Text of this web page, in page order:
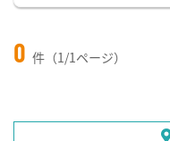
0 件（1/1ページ）